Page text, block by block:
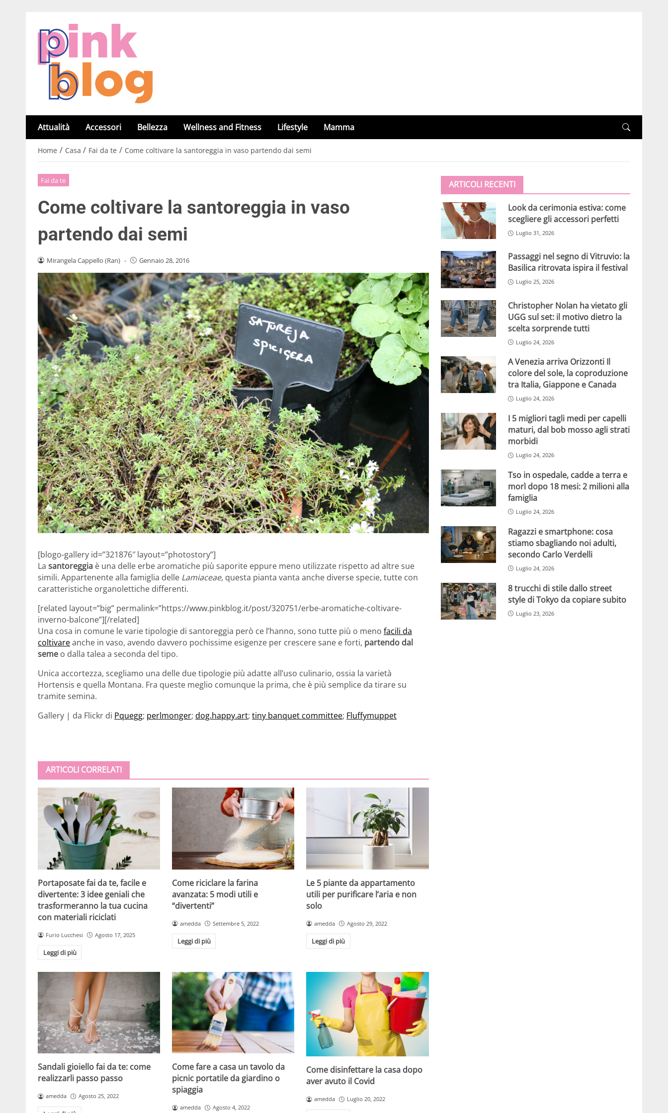
Attualità Accessori Bellezza Wellness and Fitness Lifestyle Mamma
Home / Casa / Fai da te / Come coltivare la santoreggia in vaso partendo dai semi
Fai da te
Come coltivare la santoreggia in vaso
partendo dai semi
Mirangela Cappello (Ran) - Gennaio 28, 2016
[blogo-gallery id=”321876″ layout=”photostory”]
La santoreggia è una delle erbe aromatiche più saporite eppure meno utilizzate rispetto ad altre sue
simili. Appartenente alla famiglia delle Lamiaceae, questa pianta vanta anche diverse specie, tutte con
caratteristiche organolettiche differenti.
[related layout=”big” permalink=”https://www.pinkblog.it/post/320751/erbe-aromatiche-coltivare-
inverno-balcone”][/related]
Una cosa in comune le varie tipologie di santoreggia però ce l’hanno, sono tutte più o meno facili da
coltivareanche in vaso, avendo davvero pochissime esigenze per crescere sane e forti, partendo dal
seme o dalla talea a seconda del tipo.
Unica accortezza, scegliamo una delle due tipologie più adatte all’uso culinario, ossia la varietà
Hortensis e quella Montana. Fra queste meglio comunque la prima, che è più semplice da tirare su
tramite semina.
Gallery | da Flickr di Pquegg; perlmonger; dog.happy.art; tiny banquet committee; Fluffymuppet
ARTICOLI CORRELATI
Portaposate fai da te, facile e
divertente: 3 idee geniali che
trasformeranno la tua cucina
con materiali riciclati
Furio Lucchesi Agosto 17, 2025
Leggi di più
Come riciclare la farina
avanzata: 5 modi utili e
“divertenti”
amedda Settembre 5, 2022
Leggi di più
Le 5 piante da appartamento
utili per purificare l’aria e non
solo
amedda Agosto 29, 2022
Leggi di più
Sandali gioiello fai da te: come
realizzarli passo passo
amedda Agosto 25, 2022
Come fare a casa un tavolo da
picnic portatile da giardino o
spiaggia
amedda Agosto 4, 2022
Come disinfettare la casa dopo
aver avuto il Covid
amedda Luglio 20, 2022
ARTICOLI RECENTI
Look da cerimonia estiva: come
scegliere gli accessori perfetti
Luglio 31, 2026
Passaggi nel segno di Vitruvio: la
Basilica ritrovata ispira il festival
Luglio 25, 2026
Christopher Nolan ha vietato gli
UGG sul set: il motivo dietro la
scelta sorprende tutti
Luglio 24, 2026
A Venezia arriva Orizzonti Il
colore del sole, la coproduzione
tra Italia, Giappone e Canada
Luglio 24, 2026
I 5 migliori tagli medi per capelli
maturi, dal bob mosso agli strati
morbidi
Luglio 24, 2026
Tso in ospedale, cadde a terra e
morì dopo 18 mesi: 2 milioni alla
famiglia
Luglio 24, 2026
Ragazzi e smartphone: cosa
stiamo sbagliando noi adulti,
secondo Carlo Verdelli
Luglio 24, 2026
8 trucchi di stile dallo street
style di Tokyo da copiare subito
Luglio 23, 2026